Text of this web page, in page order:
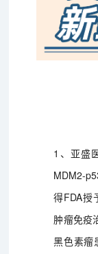
1、亚盛
MDM2-
得FDA授
肿瘤免疫
黑色素瘤